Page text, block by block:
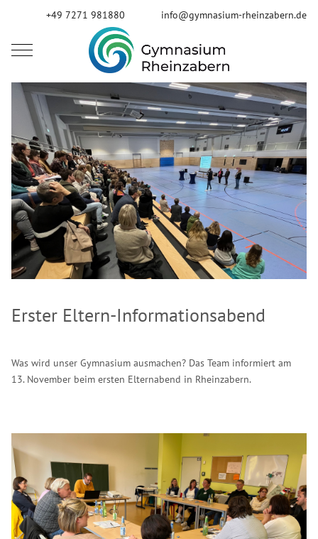
+49 7271 981880 info@gymnasium-rheinzabern.de
Mobile Menu Toggle
Erster Eltern-Informationsabend
Was wird unser Gymnasium ausmachen? Das Team informiert am
13. November beim ersten Elternabend in Rheinzabern.